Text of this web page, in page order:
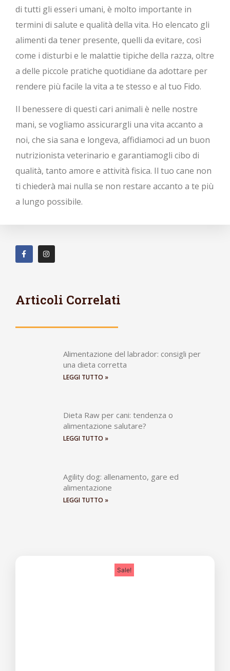
di tutti gli esseri umani, è molto importante in
termini di salute e qualità della vita. Ho elencato gli
alimenti da tener presente, quelli da evitare, così
come i disturbi e le malattie tipiche della razza, oltre
a delle piccole pratiche quotidiane da adottare per
rendere più facile la vita a te stesso e al tuo Fido.
Il benessere di questi cari animali è nelle nostre
mani, se vogliamo assicurargli una vita accanto a
noi, che sia sana e longeva, affidiamoci ad un buon
nutrizionista veterinario e garantiamogli cibo di
qualità, tanto amore e attività fisica. Il tuo cane non
ti chiederà mai nulla se non restare accanto a te più
a lungo possibile.
Articoli Correlati
Alimentazione del labrador: consigli per
una dieta corretta
LEGGI TUTTO »
Dieta Raw per cani: tendenza o
alimentazione salutare?
LEGGI TUTTO »
Agility dog: allenamento, gare ed
alimentazione
LEGGI TUTTO »
Sale!